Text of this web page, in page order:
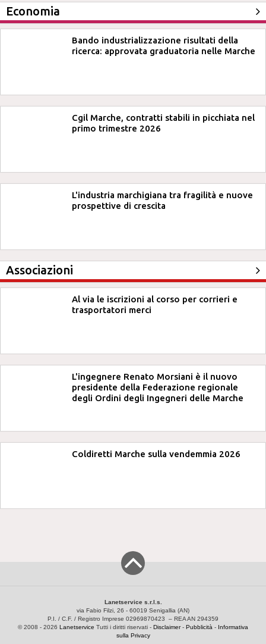
Economia
Bando industrializzazione risultati della
ricerca: approvata graduatoria nelle Marche
Cgil Marche, contratti stabili in picchiata nel
primo trimestre 2026
L'industria marchigiana tra fragilità e nuove
prospettive di crescita
Associazioni
Al via le iscrizioni al corso per corrieri e
trasportatori merci
L'ingegnere Renato Morsiani è il nuovo
presidente della Federazione regionale
degli Ordini degli Ingegneri delle Marche
Coldiretti Marche sulla vendemmia 2026
Lanetservice s.r.l.s.
via Fabio Filzi, 26 - 60019 Senigallia (AN)
P.I. / C.F. / Registro Imprese 02969870423 – REA AN 294359
© 2008 - 2026 Lanetservice Tutti i diritti riservati - Disclaimer- Pubblicità - Informativa
sulla Privacy